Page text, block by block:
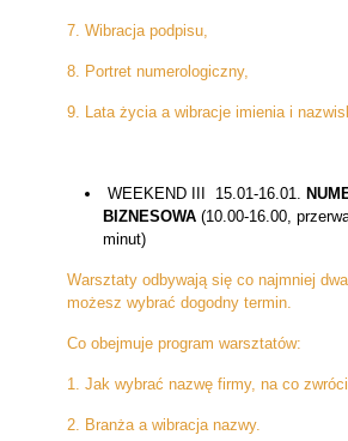
7. Wibracja podpisu,
8. Portret numerologiczny,
9. Lata życia a wibracje imienia i
WEEKEND III 15.01-16.01.
BIZNESOWA (10.00-16.00,
minut)
Warsztaty odbywają się co najmniej
możesz wybrać dogodny termin.
Co obejmuje program warsztatów:
1. Jak wybrać nazwę firmy, na co
2. Branża a wibracja nazwy.